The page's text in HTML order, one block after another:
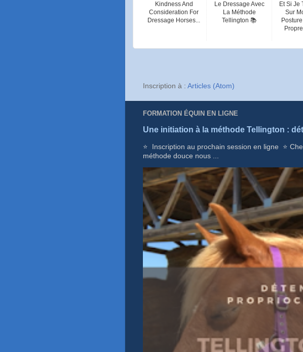
Kindness And
Consideration For
Dressage Horses...
Le Dressage Avec
La Méthode
Tellington 📚
Et Si Je
Sur
Inscription à : Articles (Atom)
FORMATION ÉQUIN EN LIGNE
Une initiation à la méthode Tellington :
⭐ Inscription au prochain session en ligne ⭐
méthode douce nous ...